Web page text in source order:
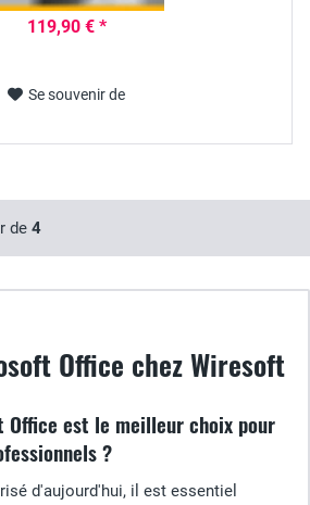
119,90 € *
Se souvenir de
de 4
Office chez Wiresoft
Office est le meilleur choix pour
?
d'aujourd'hui, il est essentiel